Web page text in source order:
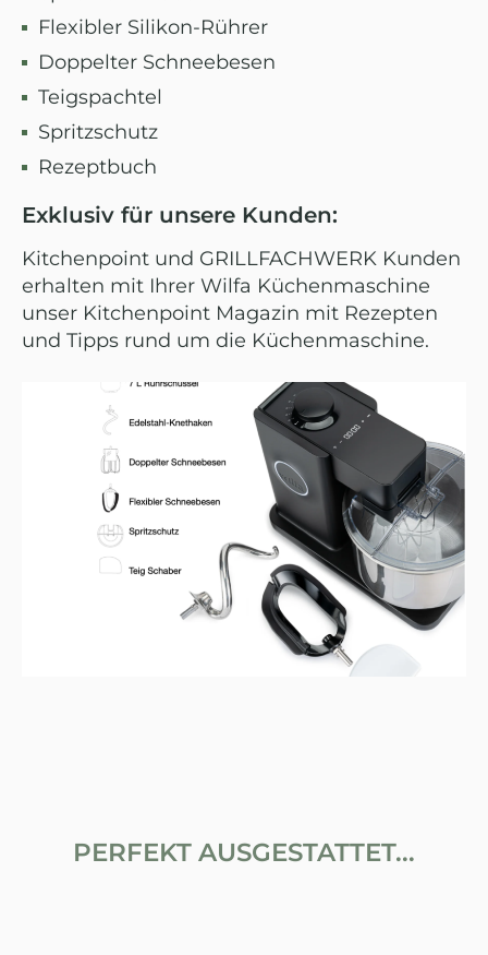
Flexibler Silikon-Rührer
Doppelter Schneebesen
Teigspachtel
Spritzschutz
Rezeptbuch
Exklusiv für unsere Kunden:
Kitchenpoint und GRILLFACHWERK Kunden
erhalten mit Ihrer Wilfa Küchenmaschine
unser Kitchenpoint Magazin mit Rezepten
und Tipps rund um die Küchenmaschine.
PERFEKT AUSGESTATTET...